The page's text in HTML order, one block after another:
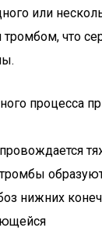
или
что
процесса
нижних